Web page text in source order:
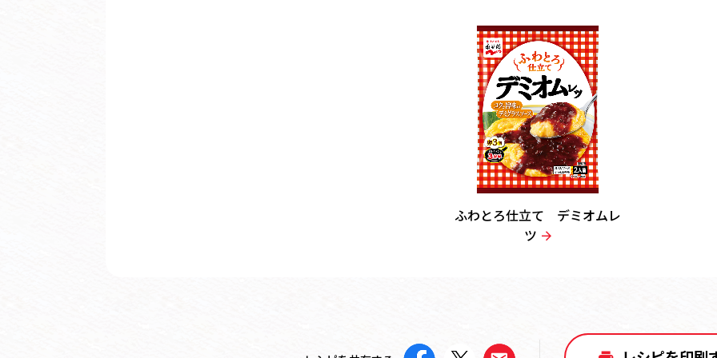
ふわとろ仕立て デミオムレ
ツ